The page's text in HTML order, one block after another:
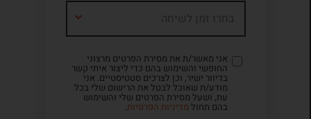
אני מאשר/ת את מסירת הפרטים מרצוני
החופשי והשימוש בהם כדי ליצור איתי קשר
בדיוור ישיר, וכן לצרכים סטטיסטיים. אני
מודע/ת שאוכל לבטל את הרישום שלי בכל
עת, ושעל מסירת הפרטים שלי והשימוש
בהם תחול מדיניות הפרטיות.